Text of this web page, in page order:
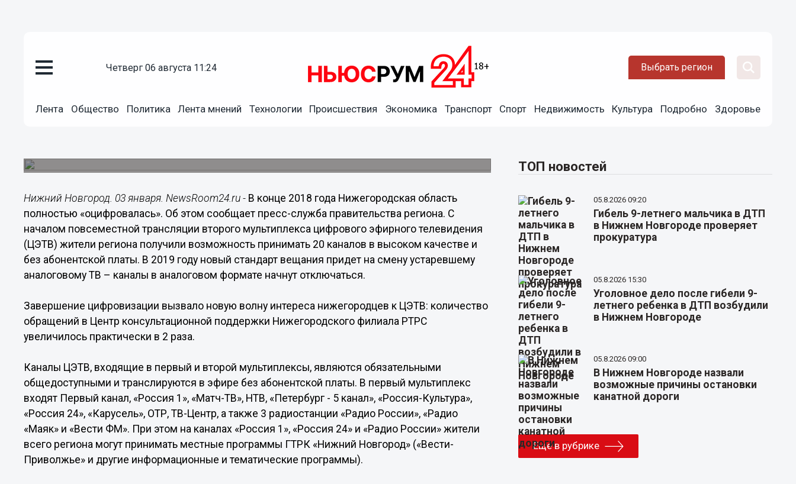
четверг 06 августа 11:24 Выбрать регион
Лента Общество Политика Лента мнений Технологии Происшествия Экономика Транспорт Спорт Недвижимость Культура Подробно Здоровье
03.01.2019 06:30
Повсеместный запуск второго мультиплекса вызвал новую
волну интереса к цифровому эфирному телевидению в
Нижний Новгород. 03 января. NewsRoom24.ru - В конце 2018 года Нижегородская область
полностью «оцифровалась». Об этом сообщает пресс-служба правительства региона. С
началом повсеместной трансляции второго мультиплекса цифрового эфирного телевидения
(ЦЭТВ) жители региона получили возможность принимать 20 каналов в высоком качестве и
без абонентской платы. В 2019 году новый стандарт вещания придет на смену устаревшему
аналоговому ТВ – каналы в аналоговом формате начнут отключаться.
Завершение цифровизации вызвало новую волну интереса нижегородцев к ЦЭТВ: количество
обращений в Центр консультационной поддержки Нижегородского филиала РТРС
увеличилось практически в 2 раза.
Каналы ЦЭТВ, входящие в первый и второй мультиплексы, являются обязательными
общедоступными и транслируются в эфире без абонентской платы. В первый мультиплекс
входят Первый канал, «Россия 1», «Матч-ТВ», НТВ, «Петербург - 5 канал», «Россия-Культура»,
«Россия 24», «Карусель», ОТР, ТВ-Центр, а также 3 радиостанции «Радио России», «Радио
«Маяк» и «Вести ФM». При этом на каналах «Россия 1», «Россия 24» и «Радио России» жители
всего региона могут принимать местные программы ГТРК «Нижний Новгород» («Вести-
Приволжье» и другие информационные и тематические программы).
ТОП новостей
05.8.2026 09:20
Гибель 9-летнего мальчика в ДТП
в Нижнем Новгороде проверяет
прокуратура
05.8.2026 15:30
Уголовное дело после гибели 9-
летнего ребенка в ДТП возбудили
в Нижнем Новгороде
05.8.2026 09:00
В Нижнем Новгороде назвали
возможные причины остановки
канатной дороги
Еще в рубрике